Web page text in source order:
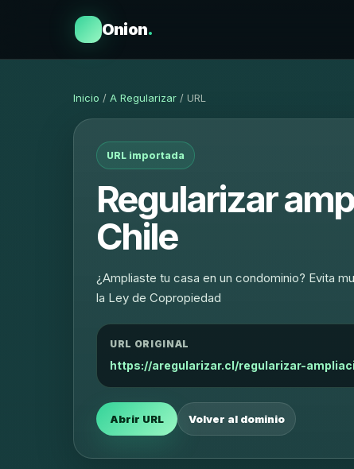
Onion.
Inicio / A Regularizar / URL
URL importada
Regularizar
Chile
¿Ampliaste tu casa en un condominio? Evita
la Ley de Copropiedad
URL ORIGINAL
https://aregularizar.cl/regularizar-
Abrir URL Volver al dominio